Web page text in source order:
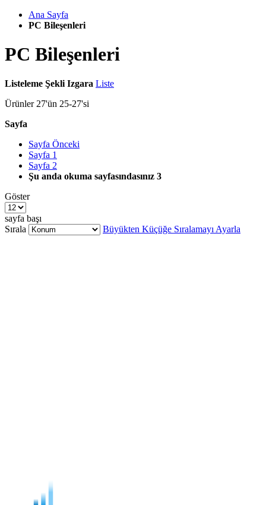
Ana Sayfa
PC Bileşenleri
PC Bileşenleri
Listeleme Şekli Izgara Liste
Ürünler 27'ün 25-27'si
Sayfa
Sayfa Önceki
Sayfa 1
Sayfa 2
Şu anda okuma sayfasındasınız 3
Göster
sayfa başı
Sırala
Büyükten Küçüğe Sıralamayı Ayarla